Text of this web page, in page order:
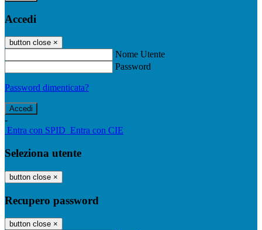
Accedi
button close ×
Nome Utente
Password
Password dimenticata?
-
Entra con SPID Entra con CIE
Seleziona utente
button close ×
Recupero password
button close ×